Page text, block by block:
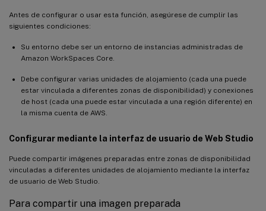
Antes de configurar o usar esta función, asegúrese de cumplir las
siguientes condiciones:
Su entorno debe ser un entorno de instancias administradas de
Amazon WorkSpaces Core.
Debe configurar varias unidades de alojamiento (cada una puede
estar vinculada a diferentes zonas de disponibilidad) y conexiones
de host (cada una puede estar vinculada a una región diferente) en
la misma cuenta de AWS.
Configurar mediante la interfaz de usuario de Web Studio
Puede compartir imágenes preparadas entre zonas de disponibilidad
vinculadas a diferentes unidades de alojamiento mediante la interfaz
de usuario de Web Studio.
Para compartir una imagen preparada